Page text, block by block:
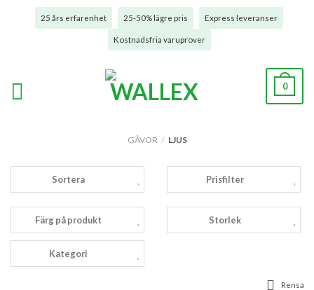
25 års erfarenhet 25-50% lägre pris Express leveranser
Kostnadsfria varuprover
0
GÅVOR / LJUS
Sortera Prisfilter
Färg på produkt Storlek
Kategori
Rensa